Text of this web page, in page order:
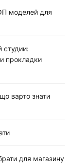
моделей для
студии:
прокладки
варто знати
для магазину